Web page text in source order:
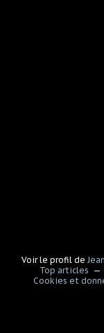
Voir le profil de
Top articles
Cookies et